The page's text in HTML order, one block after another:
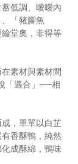
低調、曖曖內
「豬腳魚
堂奧，非得等
素材與素材間
「遇合」──相
，單單以白芷
香酥鴨，純然
成酥綿，鴨味